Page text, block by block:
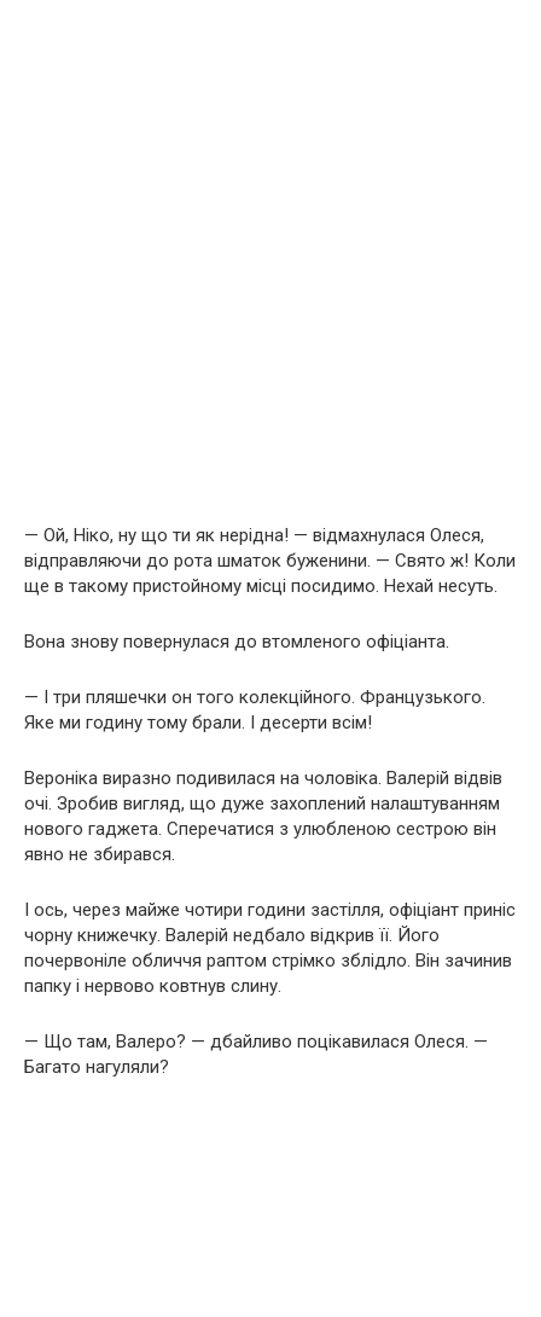
— Ой, Ніко, ну що ти як нерідна! — відмахнулася Олеся,
відправляючи до рота шматок буженини. — Свято ж! Коли
ще в такому пристойному місці посидимо. Нехай несуть.
Вона знову повернулася до втомленого офіціанта.
— І три пляшечки он того колекційного. Французького.
Яке ми годину тому брали. І десерти всім!
Вероніка виразно подивилася на чоловіка. Валерій відвів
очі. Зробив вигляд, що дуже захоплений налаштуванням
нового гаджета. Сперечатися з улюбленою сестрою він
явно не збирався.
І ось, через майже чотири години застілля, офіціант приніс
чорну книжечку. Валерій недбало відкрив її. Його
почервоніле обличчя раптом стрімко зблідло. Він зачинив
папку і нервово ковтнув слину.
— Що там, Валеро? — дбайливо поцікавилася Олеся. —
Багато нагуляли?